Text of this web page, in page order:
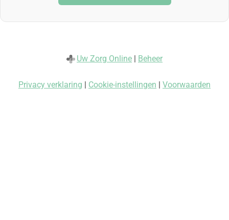
Uw Zorg Online | Beheer
Privacy verklaring | Cookie-instellingen | Voorwaarden